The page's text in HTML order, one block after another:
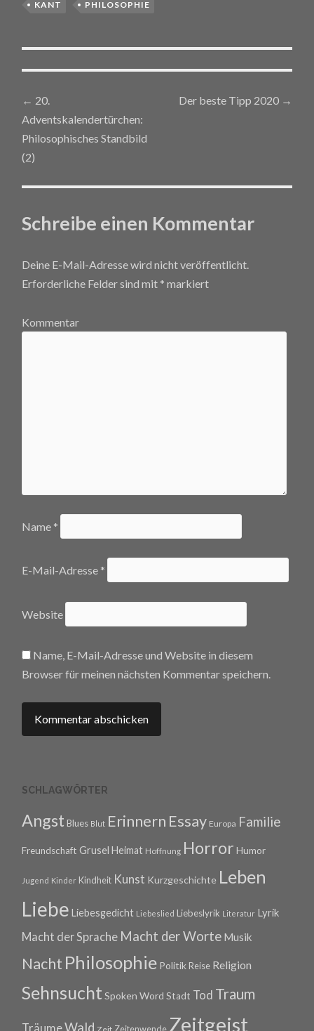
KANT PHILOSOPHIE
Post navigation
← 20.
Adventskalendertürchen:
Philosophisches Standbild
(2)
Der beste Tipp 2020 →
Schreibe einen Kommentar
Deine E-Mail-Adresse wird nicht veröffentlicht.
Erforderliche Felder sind mit * markiert
Kommentar
Name *
E-Mail-Adresse *
Website
Name, E-Mail-Adresse und Website in diesem
Browser für meinen nächsten Kommentar speichern.
SCHLAGWÖRTER
Angst Blues Blut Erinnern Essay Europa Familie
Freundschaft Grusel Heimat Hoffnung Horror Humor
Jugend Kinder Kindheit Kunst Kurzgeschichte Leben
Liebe Liebesgedicht Liebeslied Liebeslyrik Literatur Lyrik
Macht der Sprache Macht der Worte Musik
Nacht Philosophie Politik Reise Religion
Sehnsucht Spoken Word Stadt Tod Traum
Wald Zeitgeist